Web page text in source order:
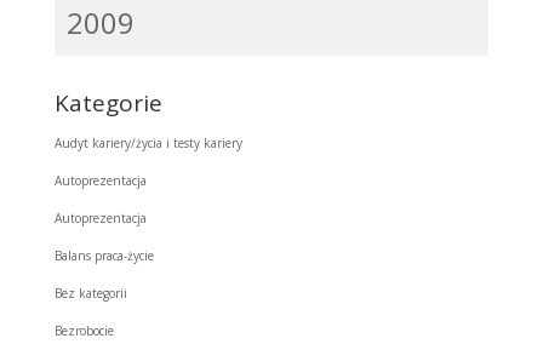
2009
Kategorie
Audyt kariery/życia i testy kariery
Autoprezentacja
Autoprezentacja
Balans praca-życie
Bez kategorii
Bezrobocie